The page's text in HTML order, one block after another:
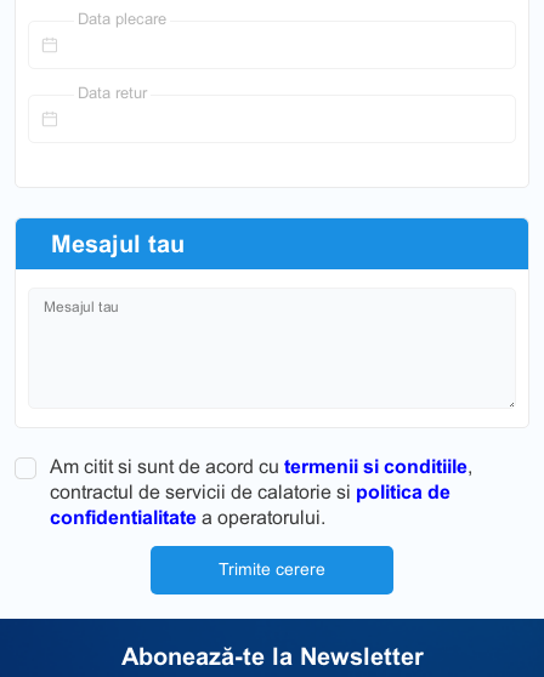
Data plecare
Data retur
Mesajul tau
Mesajul tau
Am citit si sunt de acord cu termenii si conditiile,
contractul de servicii de calatorie si politica de
confidentialitate a operatorului.
Trimite cerere
Abonează-te la Newsletter